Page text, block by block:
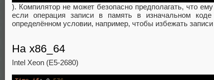
). Компилятор не может безопасно предполагать, что
если операция записи в память в изначальном
определённом условии, например, чтобы избежать
На x86_64
Intel Xeon (E5-2680)